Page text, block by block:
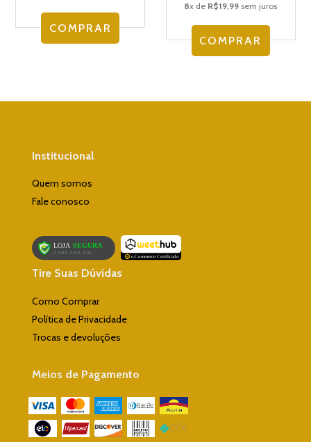
COMPRAR
8x de R$19,99 sem juros
COMPRAR
Institucional
Quem somos
Fale conosco
Tire Suas Dúvidas
Como Comprar
Política de Privacidade
Trocas e devoluções
Meios de Pagamento